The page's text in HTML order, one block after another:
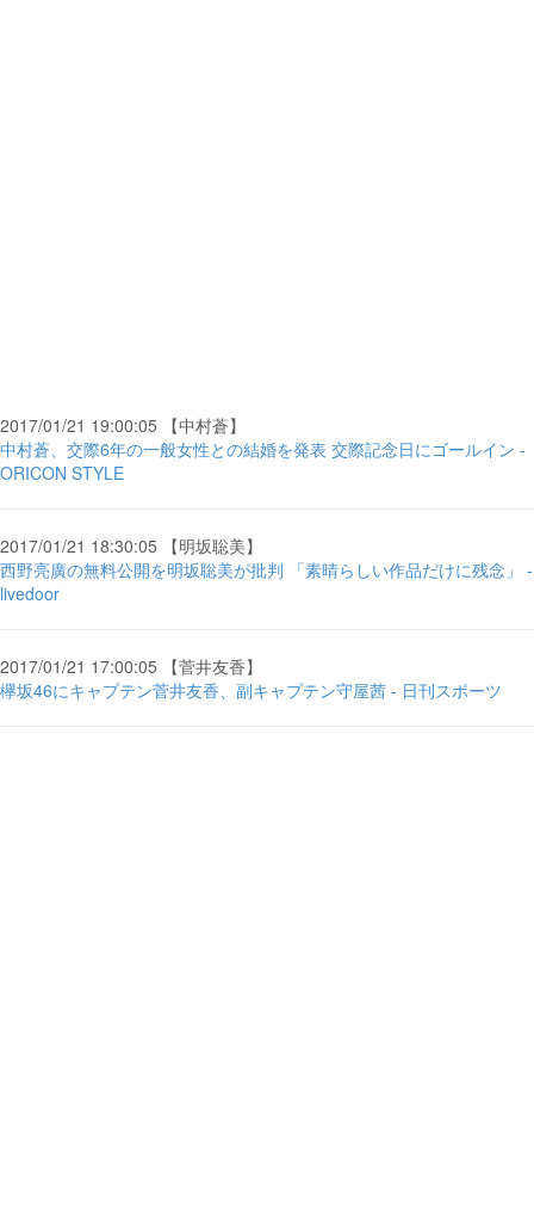
2017/01/21 19:00:05 【中村蒼】
中村蒼、交際6年の一般女性との結婚を発表 交際記念日にゴールイン -
ORICON STYLE
2017/01/21 18:30:05 【明坂聡美】
西野亮廣の無料公開を明坂聡美が批判 「素晴らしい作品だけに残念」 -
livedoor
2017/01/21 17:00:05 【菅井友香】
欅坂46にキャプテン菅井友香、副キャプテン守屋茜 - 日刊スポーツ